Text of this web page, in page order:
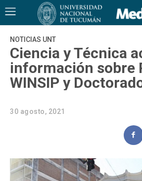
NOTICIAS UNT
Ciencia y Técnica
información sobre
WINSIP y
30 agosto, 2021